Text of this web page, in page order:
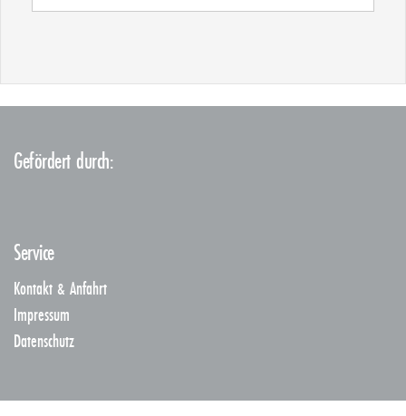
Gefördert durch:
Service
Kontakt & Anfahrt
Impressum
Datenschutz